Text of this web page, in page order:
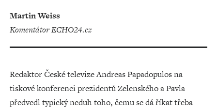
Martin Weiss
komentátor ECHO24.cz
Redaktor České televize Andreas Papadopulos na
tiskové konferenci prezidentů Zelenského a Pavla
předvedl typický neduh toho, čemu se dá říkat třeba